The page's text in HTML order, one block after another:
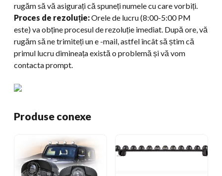
rugăm să vă asigurați că spuneți numele cu care vorbiți.
Proces de rezoluție:Orele de lucru (8:00-5:00 PM
este) va obține procesul de rezoluție imediat. După ore, vă
rugăm să ne trimiteți un e -mail, astfel încât să știm că
primul lucru dimineața există o problemă și vă vom
contacta prompt.
Produse conexe